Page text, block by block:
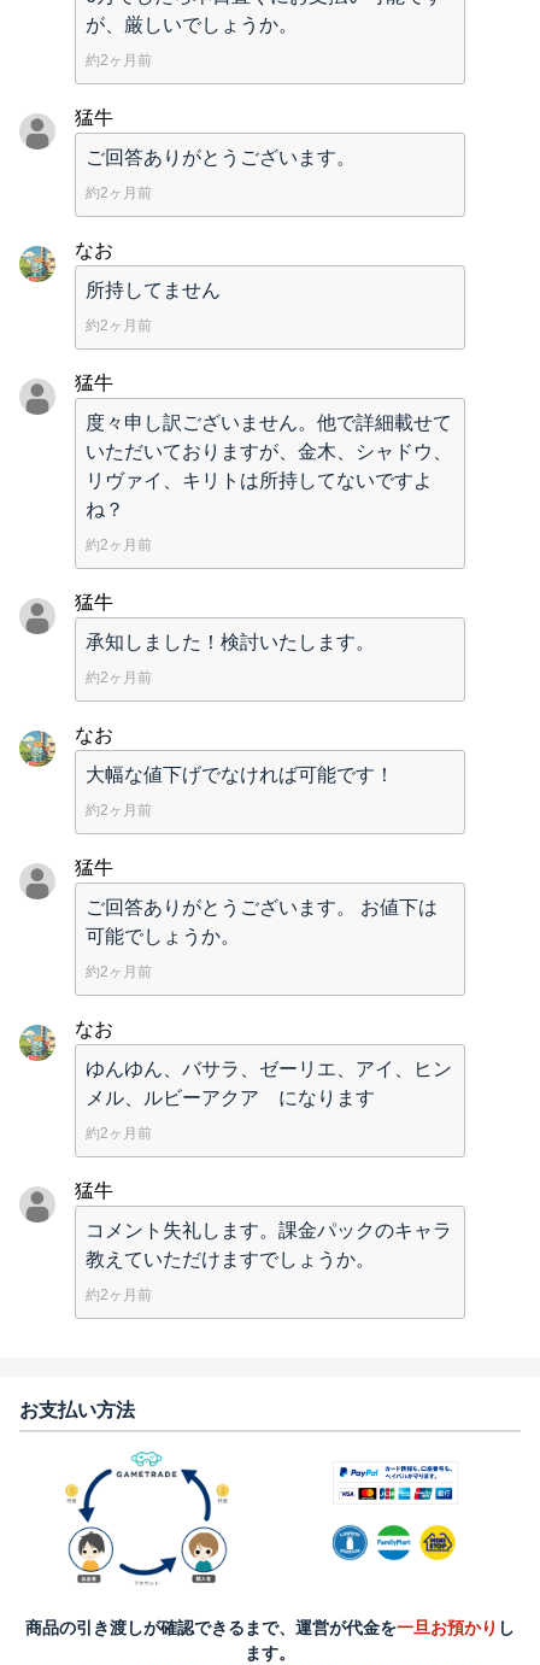
が、厳しいでしょうか。
約2ヶ月前
猛牛
ご回答ありがとうございます。
約2ヶ月前
なお
所持してません
約2ヶ月前
猛牛
度々申し訳ございません。他で詳細載せて
いただいておりますが、金木、シャドウ、
リヴァイ、キリトは所持してないですよ
ね？
約2ヶ月前
猛牛
承知しました！検討いたします。
約2ヶ月前
なお
大幅な値下げでなければ可能です！
約2ヶ月前
猛牛
ご回答ありがとうございます。 お値下は
可能でしょうか。
約2ヶ月前
なお
ゆんゆん、バサラ、ゼーリエ、アイ、ヒン
メル、ルビーアクア になります
約2ヶ月前
猛牛
コメント失礼します。課金パックのキャラ
教えていただけますでしょうか。
約2ヶ月前
お支払い方法
商品の引き渡しが確認できるまで、運営が代金を一旦お預かり し
ます。